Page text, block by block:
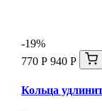
-19%
770 Р 940 Р
Кольца